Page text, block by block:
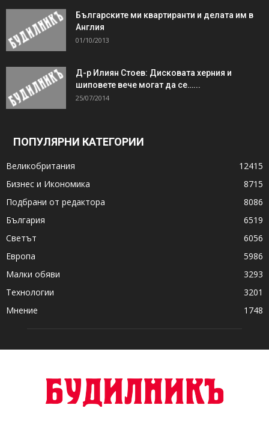
Българските ми квартиранти и делата им в
Англия
01/10/2013
Д-р Илиян Стоев: Дисковата херния и
шиповете вече могат да се…...
25/07/2014
ПОПУЛЯРНИ КАТЕГОРИИ
Великобритания
12415
Бизнес и Икономика
8715
Подбрани от редактора
8086
България
6519
Светът
6056
Европа
5986
Малки обяви
3293
Технологии
3201
Мнение
1748